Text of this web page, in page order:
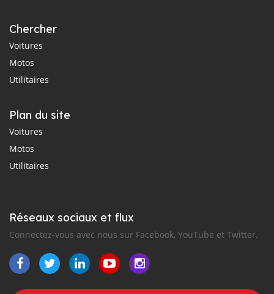
Chercher
Voitures
Motos
Utilitaires
Plan du site
Voitures
Motos
Utilitaires
Réseaux sociaux et flux
Connectez-vous avec nous sur Facebook, YouTube et Twitter.